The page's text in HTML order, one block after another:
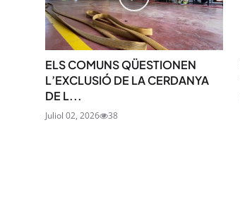
ELS COMUNS QÜESTIONEN
L’EXCLUSIÓ DE LA CERDANYA
DE L...
Juliol 02, 2026 38